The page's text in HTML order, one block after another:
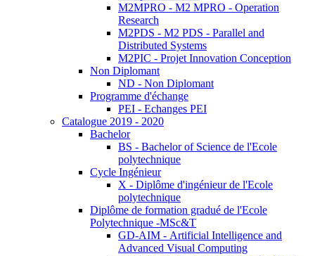
M2MPRO - M2 MPRO - Operation
Research
M2PDS - M2 PDS - Parallel and
Distributed Systems
M2PIC - Projet Innovation Conception
Non Diplomant
ND - Non Diplomant
Programme d'échange
PEI - Echanges PEI
Catalogue 2019 - 2020
Bachelor
BS - Bachelor of Science de l'Ecole
polytechnique
Cycle Ingénieur
X - Diplôme d'ingénieur de l'Ecole
polytechnique
Diplôme de formation gradué de l'Ecole
Polytechnique -MSc&T
GD-AIM - Artificial Intelligence and
Advanced Visual Computing